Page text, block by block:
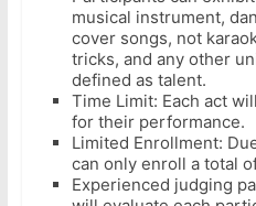
musical instrument,
cover songs, not
tricks, and any other
defined as talent.
Time Limit: Each act
for their performance.
Limited Enrollment:
can only enroll a total
Experienced judging